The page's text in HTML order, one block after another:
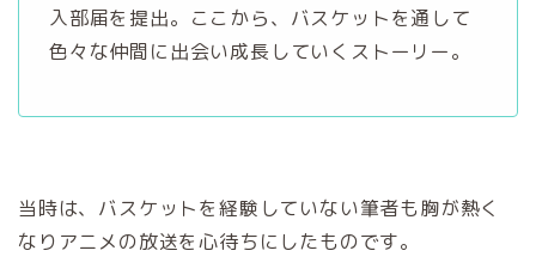
入部届を提出。ここから、バスケットを通して
色々な仲間に出会い成長していくストーリー。
当時は、バスケットを経験していない筆者も胸が熱く
なりアニメの放送を心待ちにしたものです。